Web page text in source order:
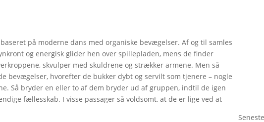
på moderne dans med organiske bevægelser. Af og til samles
og energisk glider hen over spillepladen, mens de finder
skvulper med skuldrene og strækker armene. Men så
bevægelser, hvorefter de bukker dybt og servilt som tjenere – nogle
Så bryder en eller to af dem bryder ud af gruppen, indtil de igen
fællesskab. I visse passager så voldsomt, at de er lige ved at